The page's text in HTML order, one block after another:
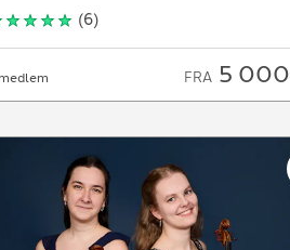
(6)
FRA 5 000